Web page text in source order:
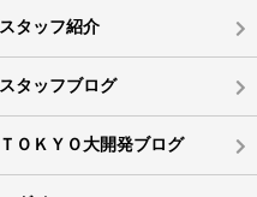
スタッフ紹介
スタッフブログ
ＴＯＫＹＯ大開発ブログ